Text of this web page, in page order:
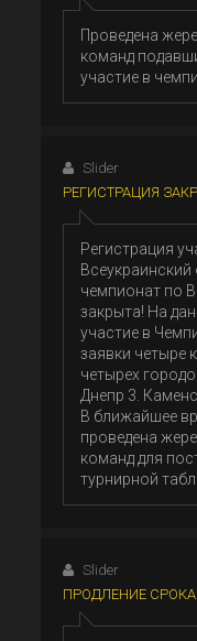
Проведена
команд
участие в
Slider
РЕГИСТРАЦИЯ
Регистрация
чемпионат по
закрыта! На
участие в
заявки четыре
четырех
Днепр 3.
В ближайшее
проведена
команд для
турнирной
Slider
ПРОДЛЕНИЕ